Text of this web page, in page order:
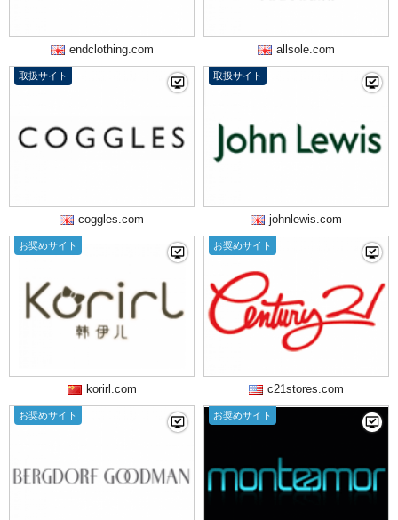
endclothing.com allsole.com
取扱サイト
coggles.com
取扱サイト
johnlewis.com
お奨めサイト
korirl.com
お奨めサイト
c21stores.com
お奨めサイト お奨めサイト